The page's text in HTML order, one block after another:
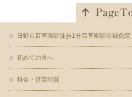
日野市百草園駅徒歩1分百草園駅前鍼灸
初めての方へ
料金・営業時間